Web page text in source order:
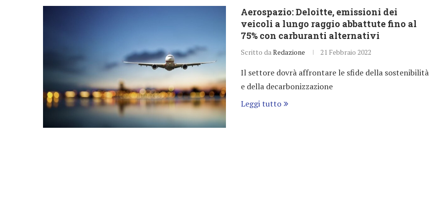
Aerospazio: Deloitte, emissioni dei
veicoli a lungo raggio abbattute fino al
75% con carburanti alternativi
Scritto daRedazione 21 Febbraio 2022
Il settore dovrà affrontare le sfide della sostenibilità
e della decarbonizzazione
Leggi tutto